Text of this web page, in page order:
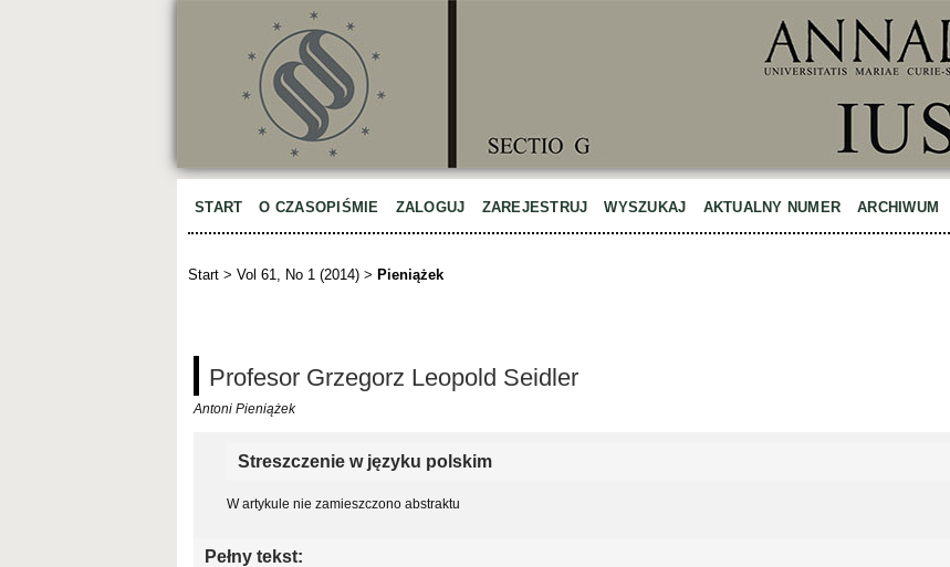
START O CZASOPIŚMIE ZALOGUJ ZAREJESTRUJ WYSZUKAJ AKTUALNY NUMER ARCHIWUM
Start > Vol 61, No 1 (2014) > Pieniążek
Profesor Grzegorz Leopold Seidler
Antoni Pieniążek
Streszczenie w języku polskim
W artykule nie zamieszczono abstraktu
Pełny tekst: